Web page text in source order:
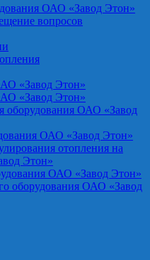
ОАО «Завод Этон»
вопросов
«Завод Этон»
«Завод Этон»
оборудования ОАО «Завод
ОАО «Завод Этон»
отопления на
Этон»
ОАО «Завод Этон»
оборудования ОАО «Завод